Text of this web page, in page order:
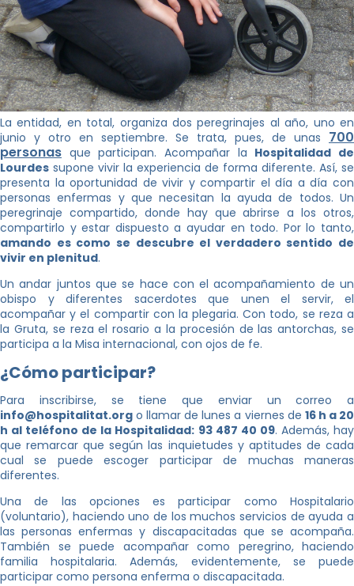
La entidad, en total, organiza dos peregrinajes al año, uno en
junio y otro en septiembre. Se trata, pues, de unas 700
personas que participan. Acompañar la Hospitalidad de
Lourdes supone vivir la experiencia de forma diferente. Así, se
presenta la oportunidad de vivir y compartir el día a día con
personas enfermas y que necesitan la ayuda de todos. Un
peregrinaje compartido, donde hay que abrirse a los otros,
compartirlo y estar dispuesto a ayudar en todo. Por lo tanto,
amando es como se descubre el verdadero sentido de
vivir en plenitud.
Un andar juntos que se hace con el acompañamiento de un
obispo y diferentes sacerdotes que unen el servir, el
acompañar y el compartir con la plegaria. Con todo, se reza a
la Gruta, se reza el rosario a la procesión de las antorchas, se
participa a la Misa internacional, con ojos de fe.
¿Cómo participar?
Para inscribirse, se tiene que enviar un correo a
info@hospitalitat.org o llamar de lunes a viernes de 16 h a 20
h al teléfono de la Hospitalidad: 93 487 40 09. Además, hay
que remarcar que según las inquietudes y aptitudes de cada
cual se puede escoger participar de muchas maneras
diferentes.
Una de las opciones es participar como Hospitalario
(voluntario), haciendo uno de los muchos servicios de ayuda a
las personas enfermas y discapacitadas que se acompaña.
También se puede acompañar como peregrino, haciendo
familia hospitalaria. Además, evidentemente, se puede
participar como persona enferma o discapacitada.